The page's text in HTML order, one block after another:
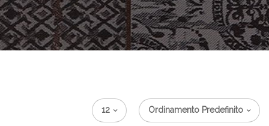
Ordinamento Predefinito
12